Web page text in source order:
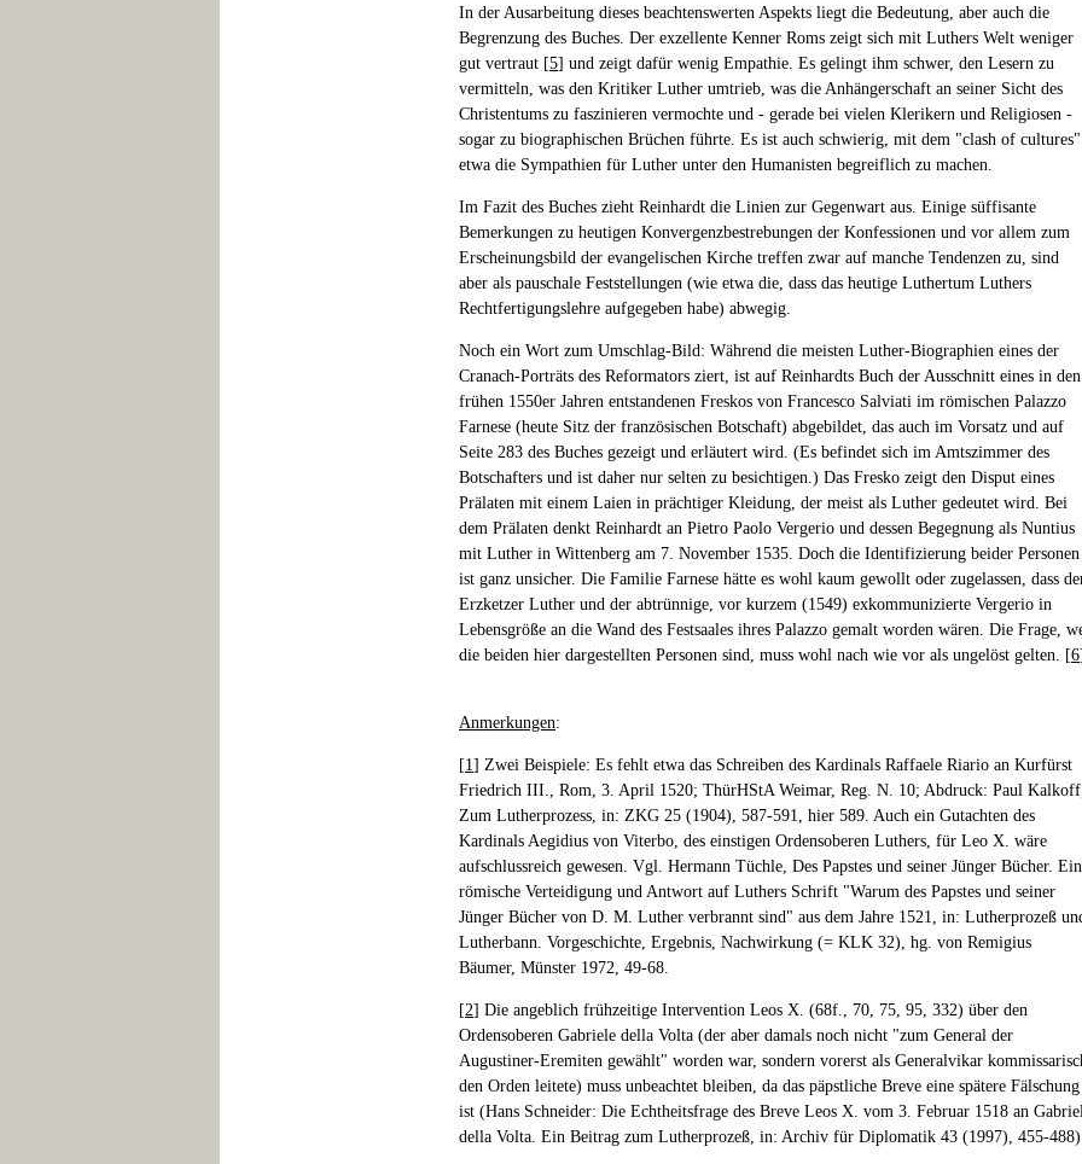
In der Ausarbeitung dieses beachtenswerten Aspekts liegt die Bedeutung, aber auch die
Begrenzung des Buches. Der exzellente Kenner Roms zeigt sich mit Luthers Welt weniger
gut vertraut [5] und zeigt dafür wenig Empathie. Es gelingt ihm schwer, den Lesern zu
vermitteln, was den Kritiker Luther umtrieb, was die Anhängerschaft an seiner Sicht des
Christentums zu faszinieren vermochte und - gerade bei vielen Klerikern und Religiosen -
sogar zu biographischen Brüchen führte. Es ist auch schwierig, mit dem "clash of cultures"
etwa die Sympathien für Luther unter den Humanisten begreiflich zu machen.
Im Fazit des Buches zieht Reinhardt die Linien zur Gegenwart aus. Einige süffisante
Bemerkungen zu heutigen Konvergenzbestrebungen der Konfessionen und vor allem zum
Erscheinungsbild der evangelischen Kirche treffen zwar auf manche Tendenzen zu, sind
aber als pauschale Feststellungen (wie etwa die, dass das heutige Luthertum Luthers
Rechtfertigungslehre aufgegeben habe) abwegig.
Noch ein Wort zum Umschlag-Bild: Während die meisten Luther-Biographien eines der
Cranach-Porträts des Reformators ziert, ist auf Reinhardts Buch der Ausschnitt eines in den
frühen 1550er Jahren entstandenen Freskos von Francesco Salviati im römischen Palazzo
Farnese (heute Sitz der französischen Botschaft) abgebildet, das auch im Vorsatz und auf
Seite 283 des Buches gezeigt und erläutert wird. (Es befindet sich im Amtszimmer des
Botschafters und ist daher nur selten zu besichtigen.) Das Fresko zeigt den Disput eines
Prälaten mit einem Laien in prächtiger Kleidung, der meist als Luther gedeutet wird. Bei
dem Prälaten denkt Reinhardt an Pietro Paolo Vergerio und dessen Begegnung als Nuntius
mit Luther in Wittenberg am 7. November 1535. Doch die Identifizierung beider Personen
ist ganz unsicher. Die Familie Farnese hätte es wohl kaum gewollt oder zugelassen, dass
Erzketzer Luther und der abtrünnige, vor kurzem (1549) exkommunizierte Vergerio in
Lebensgröße an die Wand des Festsaales ihres Palazzo gemalt worden wären. Die Frage,
die beiden hier dargestellten Personen sind, muss wohl nach wie vor als ungelöst gelten. [6
Anmerkungen:
[1] Zwei Beispiele: Es fehlt etwa das Schreiben des Kardinals Raffaele Riario an Kurfürst
Friedrich III., Rom, 3. April 1520; ThürHStA Weimar, Reg. N. 10; Abdruck: Paul
Zum Lutherprozess, in: ZKG 25 (1904), 587-591, hier 589. Auch ein Gutachten des
Kardinals Aegidius von Viterbo, des einstigen Ordensoberen Luthers, für Leo X. wäre
aufschlussreich gewesen. Vgl. Hermann Tüchle, Des Papstes und seiner Jünger Bücher.
römische Verteidigung und Antwort auf Luthers Schrift "Warum des Papstes und seiner
Jünger Bücher von D. M. Luther verbrannt sind" aus dem Jahre 1521, in: Lutherprozeß
Lutherbann. Vorgeschichte, Ergebnis, Nachwirkung (= KLK 32), hg. von Remigius
Bäumer, Münster 1972, 49-68.
[2] Die angeblich frühzeitige Intervention Leos X. (68f., 70, 75, 95, 332) über den
Ordensoberen Gabriele della Volta (der aber damals noch nicht "zum General der
Augustiner-Eremiten gewählt" worden war, sondern vorerst als Generalvikar
den Orden leitete) muss unbeachtet bleiben, da das päpstliche Breve eine spätere Fälschung
ist (Hans Schneider: Die Echtheitsfrage des Breve Leos X. vom 3. Februar 1518 an
della Volta. Ein Beitrag zum Lutherprozeß, in: Archiv für Diplomatik 43 (1997), 455-